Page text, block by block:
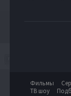
Фильмы
ТВ шоу